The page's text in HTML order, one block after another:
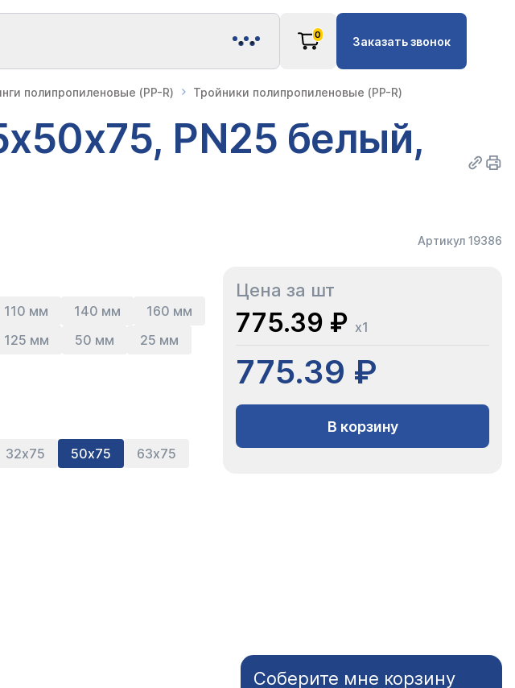
0 Заказать звонок
полипропиленовые (PP-R) Тройники полипропиленовые (PP-R)
PN25 белый,
Артикул 19386
110 мм 140 мм
160 мм
125 мм 50 мм
25 мм
32х75 50х75 63х75
Цена за шт
775.39 ₽ x1
775.39 ₽
В корзину
Соберите мне корзину